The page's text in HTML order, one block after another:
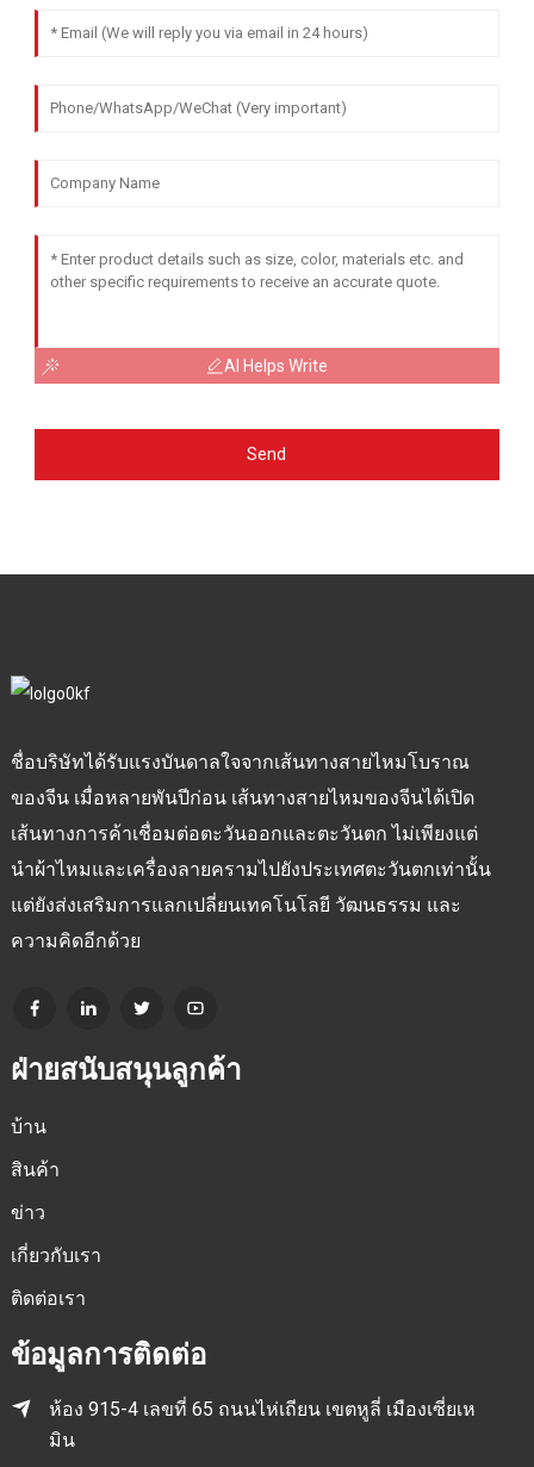
AI Helps Write
Send
ชื่อบริษัทได้รับแรงบันดาลใจจากเส้นทางสายไหมโบราณ
ของจีน เมื่อหลายพันปีก่อน เส้นทางสายไหมของจีนได้เปิด
เส้นทางการค้าเชื่อมต่อตะวันออกและตะวันตก ไม่เพียงแต่
นำผ้าไหมและเครื่องลายครามไปยังประเทศตะวันตกเท่านั้น
แต่ยังส่งเสริมการแลกเปลี่ยนเทคโนโลยี วัฒนธรรม และ
ความคิดอีกด้วย
ฝ่ายสนับสนุนลูกค้า
บ้าน
สินค้า
ข่าว
เกี่ยวกับเรา
ติดต่อเรา
ข้อมูลการติดต่อ
ห้อง 915-4 เลขที่ 65 ถนนไห่เถียน เขตหูลี่ เมืองเซี่ยเห
มิน